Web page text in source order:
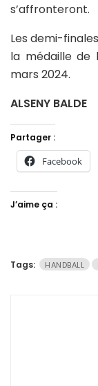
s’affronteront.
Les demi-
la médaille de
mars 2024.
ALSENY BALDE
Partager :
Facebook
J’aime ça :
Tags: HANDBALL